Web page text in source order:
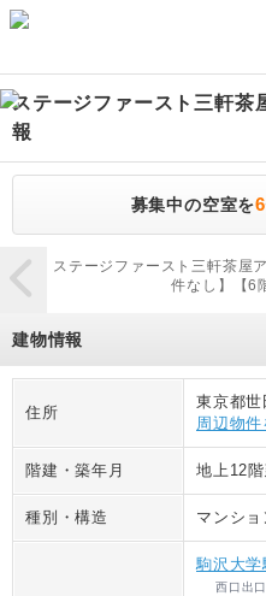
ステージファースト三軒茶
報
募集中の空室を6
ステージファースト三軒茶屋
件なし】【6
建物情報
住所
東京都世
周辺物
階建・築年月 地上12階
種別・構造 マンショ
駒沢大学
西口出